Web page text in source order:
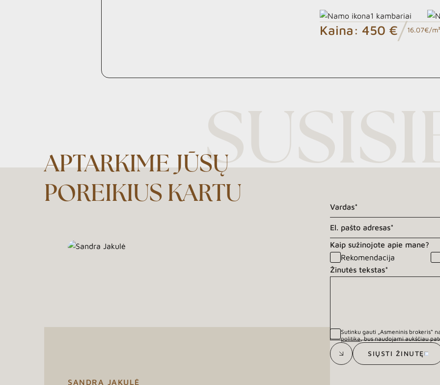
1 kambariai
Kaina: 450 €/16.07€/m²
APTARKIME JŪSŲ
POREIKIUS KARTU
SANDRA JAKULĖ
Kaip sužinojote apie mane?
Rekomendacija
Žinutės tekstas*
Sutinku gauti „Asmeninis brokeris“
politika, bus naudojami aukščiau
SIŲSTI ŽINUTĘ